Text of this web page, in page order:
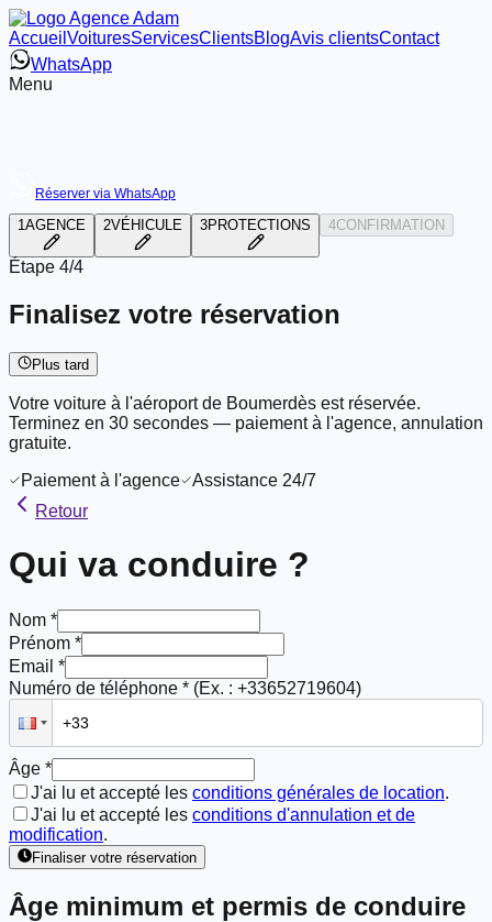
Accueil VoituresServicesClientsBlogAvis clientsContact
WhatsApp
Menu
Réserver via WhatsApp
1AGENCE 2VÉHICULE 3PROTECTIONS 4CONFIRMATION
Étape 4/4
Finalisez votre réservation
Plus tard
Votre voiture à l'aéroport de Boumerdès est réservée.
Terminez en 30 secondes — paiement à l'agence, annulation
gratuite.
Paiement à l'agence
Assistance 24/7
Retour
Qui va conduire ?
Nom *
Prénom *
Email *
Numéro de téléphone * (Ex. : +33652719604)
Âge *
J'ai lu et accepté les conditions générales de location.
J'ai lu et accepté les conditions d'annulation et de
modification.
Finaliser votre réservation
Âge minimum et permis de conduire